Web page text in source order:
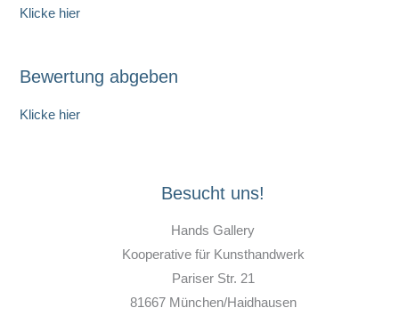
Klicke hier
Bewertung abgeben
Klicke hier
Besucht uns!
Hands Gallery
Kooperative für Kunsthandwerk
Pariser Str. 21
81667 München/Haidhausen